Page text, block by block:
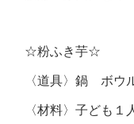
☆粉ふき芋☆
〈道具〉鍋 ボウ
〈材料〉子ども１